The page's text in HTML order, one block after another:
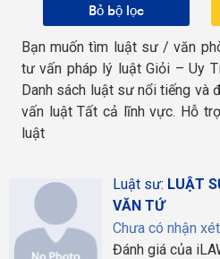
Bỏ bộ lọc
Bạn muốn tìm luật sư / văn
tư vấn pháp lý luật Giỏi – Uy
Danh sách luật sư nổi tiếng và
vấn luật Tất cả lĩnh vực. Hỗ
luật
Luật sư: LUẬT
VĂN TỨ
Chưa có nhận xét
Đánh giá của